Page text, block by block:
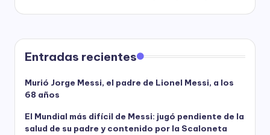
Entradas recientes
Murió Jorge Messi, el padre de Lionel Messi, a los
68 años
El Mundial más difícil de Messi: jugó pendiente de la
salud de su padre y contenido por la Scaloneta